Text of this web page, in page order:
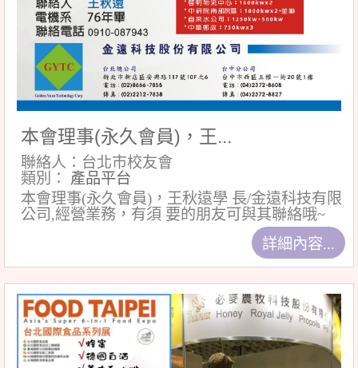
詳細內容...
本會理事(永久會員)，王...
聯絡人：台北市校友會
類別：
產品平台
本會理事(永久會員)，王秋遠學 長/金遠科技有限
公司,經營業務，有須 要的朋友可與其聯絡哦~